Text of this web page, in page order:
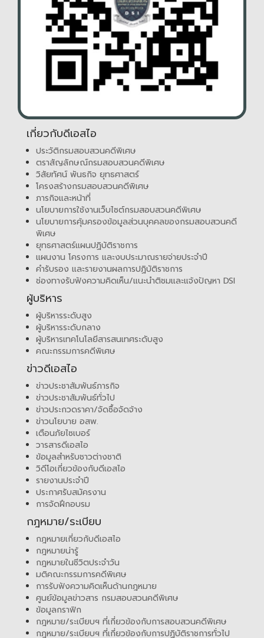
เกี่ยวกับดีเอสไอ
ประวัติกรมสอบสวนคดีพิเศษ
ตราสัญลักษณ์กรมสอบสวนคดีพิเศษ
วิสัยทัศน์ พันธกิจ ยุทธศาสตร์
โครงสร้างกรมสอบสวนคดีพิเศษ
ภารกิจและหน้าที่
นโยบายการใช้งานเว็บไซต์กรมสอบสวนคดีพิเศษ
นโยบายการคุ้มครองข้อมูลส่วนบุคคลของกรมสอบสวนคดี
พิเศษ
ยุทธศาสตร์แผนปฏิบัติราชการ
แผนงาน โครงการ และงบประมาณรายจ่ายประจำปี
คำรับรอง และรายงานผลการปฏิบัติราชการ
ช่องทางรับฟังความคิดเห็น/แนะนำติชมและแจ้งปัญหา DSI
ผู้บริหาร
ผู้บริหารระดับสูง
ผู้บริหารระดับกลาง
ผู้บริหารเทคโนโลยีสารสนเทศระดับสูง
คณะกรรมการคดีพิเศษ
ข่าวดีเอสไอ
ข่าวประชาสัมพันธ์ภารกิจ
ข่าวประชาสัมพันธ์ทั่วไป
ข่าวประกวดราคา/จัดซื้อจัดจ้าง
ข่าวนโยบาย อสพ.
เตือนภัยไซเบอร์
วารสารดีเอสไอ
ข้อมูลสำหรับชาวต่างชาติ
วิดีโอเกี่ยวข้องกับดีเอสไอ
รายงานประจำปี
ประกาศรับสมัครงาน
การจัดฝึกอบรม
กฎหมาย/ระเบียบ
กฎหมายเกี่ยวกับดีเอสไอ
กฎหมายน่ารู้
กฎหมายในชีวิตประจำวัน
มติคณะกรรมการคดีพิเศษ
การรับฟังความคิดเห็นด้านกฎหมาย
ศูนย์ข้อมูลข่าวสาร กรมสอบสวนคดีพิเศษ
ข้อมูลกราฟิก
กฎหมาย/ระเบียบฯ ที่เกี่ยวข้องกับการสอบสวนคดีพิเศษ
กฎหมาย/ระเบียบฯ ที่เกี่ยวข้องกับการปฏิบัติราชการทั่วไป